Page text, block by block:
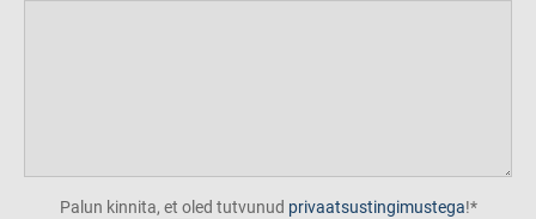
Palun kinnita, et oled tutvunud privaatsustingimustega!